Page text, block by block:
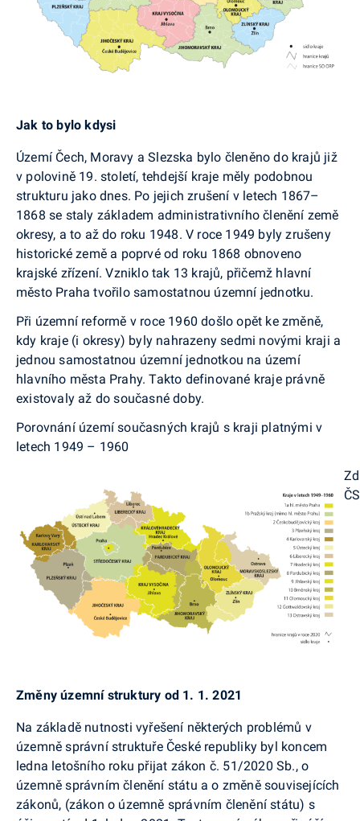
Jak to bylo kdysi
Území Čech, Moravy a Slezska bylo členěno do krajů již
v polovině 19. století, tehdejší kraje měly podob­nou
strukturu jako dnes. Po jejich zrušení v letech 1867–
1868 se staly základem administrativního čle­nění země
okresy, a to až do roku 1948. V roce 1949 byly zrušeny
historické země a poprvé od roku 1868 obnoveno
krajské zřízení. Vzniklo tak 13 krajů, při­čemž hlavní
město Praha tvořilo samostatnou územní jednotku.
Při územní reformě v roce 1960 došlo opět ke změně,
kdy kraje (i okresy) byly nahrazeny sedmi novými kraji a
jednou samostatnou územní jednot­kou na území
hlavního města Prahy. Takto defino­vané kraje právně
existovaly až do současné doby.
Porovnání území současných krajů s kraji platnými v
letech 1949 – 1960
Změny územní struktury od 1. 1. 2021
Na základě nutnosti vyřešení některých problémů v
územně správní struktuře České republiky byl kon­cem
ledna letošního roku přijat zákon č. 51/2020 Sb., o
územně správním členění státu a o změně souvi­sejících
zákonů, (zákon o územně správním členění státu) s